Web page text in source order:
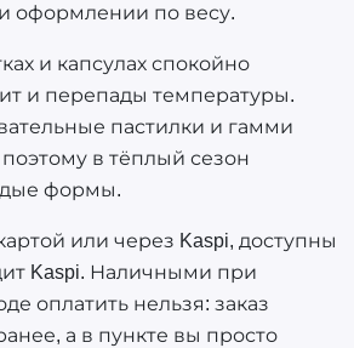
оформлении по весу.
и капсулах спокойно
и перепады температуры.
пастилки и гамми
поэтому в тёплый сезон
формы.
или через Kaspi, доступны
Kaspi. Наличными при
оплатить нельзя: заказ
а в пункте вы просто